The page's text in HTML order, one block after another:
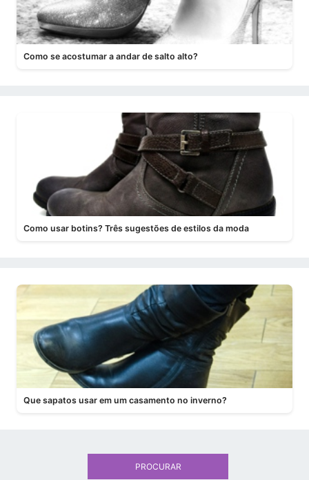
Como se acostumar a andar de salto alto?
Como usar botins? Três sugestões de estilos da moda
Que sapatos usar em um casamento no inverno?
PROCURAR